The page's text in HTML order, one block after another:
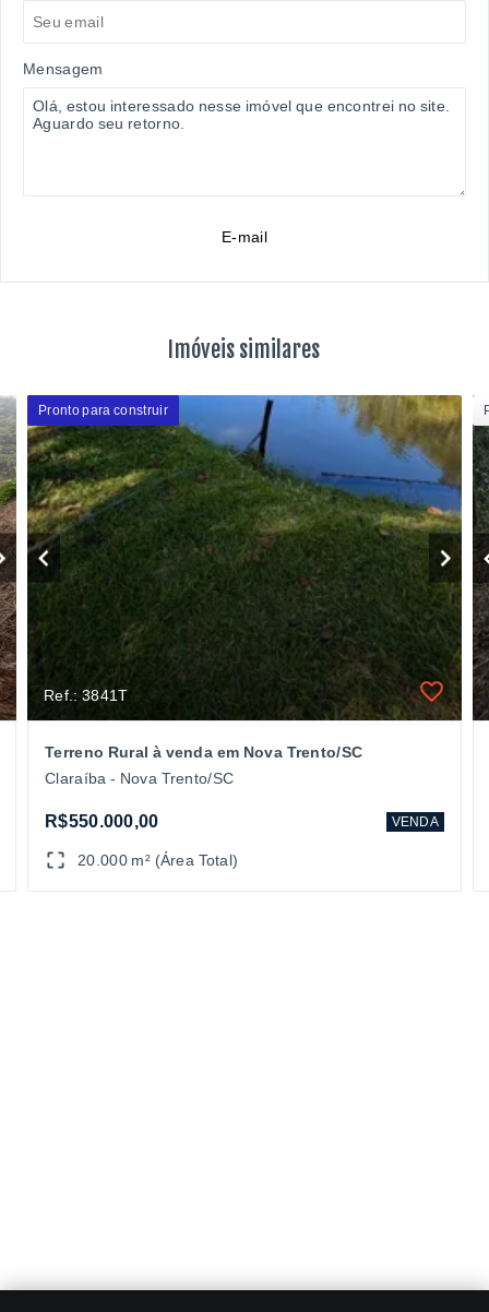
Mensagem
E-mail
Imóveis similares
Pronto para construir
Ref.: 3841T
Terreno Rural à venda em Nova Trento/SC
Claraíba - Nova Trento/SC
R$550.000,00 VENDA
20.000 m² (Área Total)